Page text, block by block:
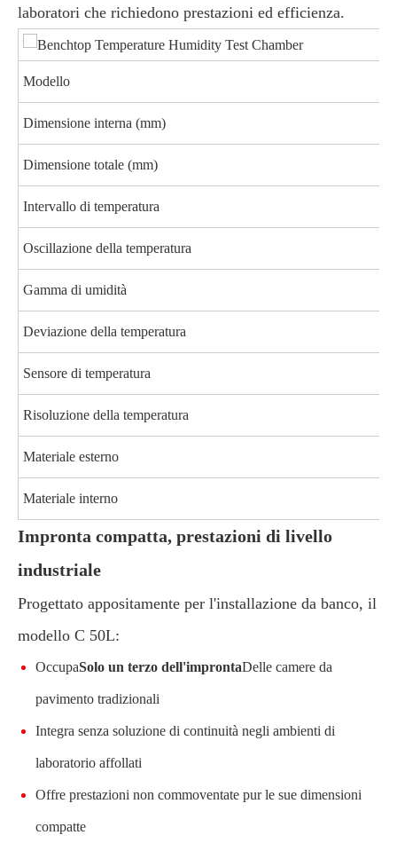
laboratori che richiedono prestazioni ed efficienza.
Modello
Dimensione interna (mm)
Dimensione totale (mm)
Intervallo di temperatura
Oscillazione della temperatura
Gamma di umidità
Deviazione della temperatura
Sensore di temperatura
Risoluzione della temperatura
Materiale esterno
Materiale interno
Impronta compatta, prestazioni di livello
industriale
Progettato appositamente per l'installazione da banco, il
modello C 50L:
OccupaSolo un terzo dell'improntaDelle camere da
pavimento tradizionali
Integra senza soluzione di continuità negli ambienti di
laboratorio affollati
Offre prestazioni non commoventate pur le sue dimensioni
compatte